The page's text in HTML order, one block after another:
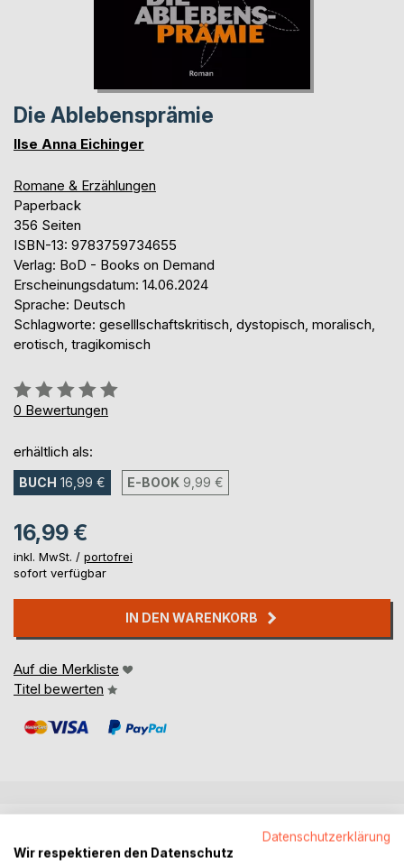
Die Ablebensprämie
Ilse Anna Eichinger
Romane & Erzählungen
Paperback
356 Seiten
ISBN-13: 9783759734655
Verlag: BoD - Books on Demand
Erscheinungsdatum: 14.06.2024
Sprache: Deutsch
Schlagworte: geselllschaftskritisch, dystopisch, moralisch,
erotisch, tragikomisch
Bewertung::
0%
0 Bewertungen
erhältlich als:
BUCH 16,99 € E-BOOK 9,99 €
16,99 €
inkl. MwSt. / portofrei
sofort verfügbar
IN DEN WARENKORB
Auf die Merkliste
Titel bewerten
Datenschutzerklärung
Wir respektieren den Datenschutz